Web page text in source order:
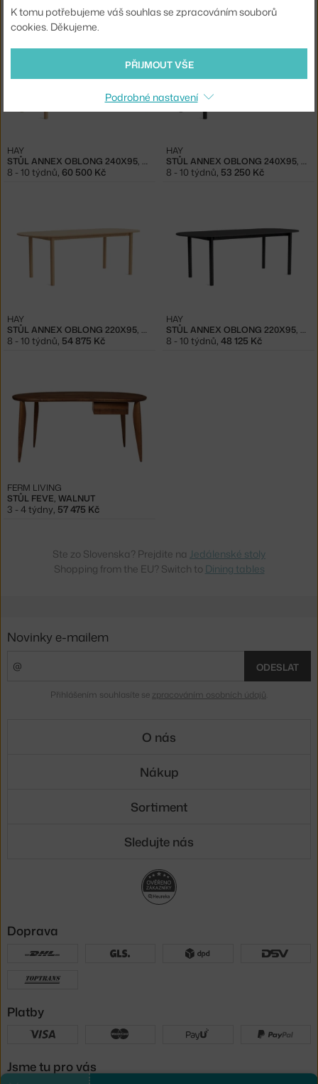
STŮL ANNEX OBLONG 240X95, OAK
HAY
8 - 10 týdnů, 60 500 Kč
STŮL ANNEX OBLONG 240X95, BLACK/GREY
HAY
8 - 10 týdnů, 53 250 Kč
STŮL ANNEX OBLONG 220X95, OAK
HAY
8 - 10 týdnů, 54 875 Kč
STŮL ANNEX OBLONG 220X95, BLACK/GREY
HAY
8 - 10 týdnů, 48 125 Kč
STŮL FEVE, WALNUT
FERM LIVING
3 - 4 týdny, 57 475 Kč
Ste zo Slovenska? Prejdite na Jedálenské stoly
Shopping from the EU? Switch to Dining tables
K tomu potřebujeme váš souhlas se zpracováním souborů
cookies. Děkujeme.
PŘIJMOUT VŠE
Podrobné nastavení
Novinky e-mailem
ODESLAT
Přihlášením souhlasíte se zpracováním osobních údajů
O nás
Nákup
Sortiment
Sledujte nás
Doprava
Platby
Jsme tu pro vás